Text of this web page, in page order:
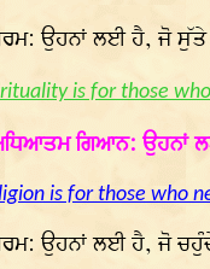
ਉਹਨਾਂ ਲਈ ਹੈ, ਜੋ ਸੁੱਤੇ
is for those
ਗਿਆਨ: ਉਹਨਾਂ
is for those who
ਉਹਨਾਂ ਲਈ ਹੈ, ਜੋ